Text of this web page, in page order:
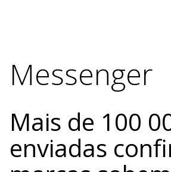
Messenger
Mais de 100
enviadas